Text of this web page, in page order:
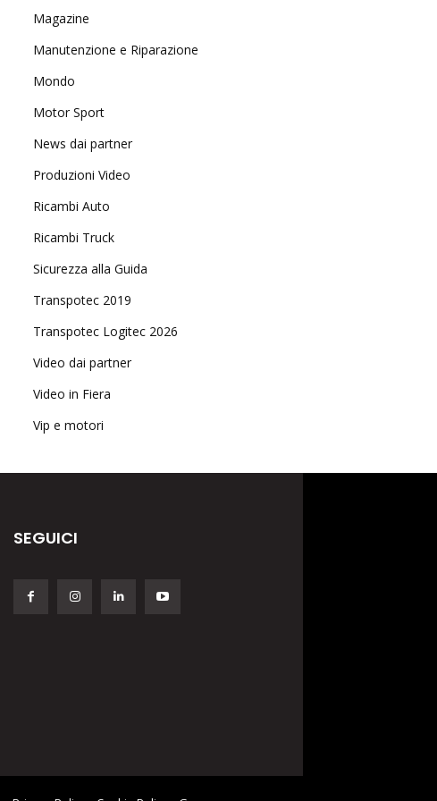
Magazine
Manutenzione e Riparazione
Mondo
Motor Sport
News dai partner
Produzioni Video
Ricambi Auto
Ricambi Truck
Sicurezza alla Guida
Transpotec 2019
Transpotec Logitec 2026
Video dai partner
Video in Fiera
Vip e motori
SEGUICI